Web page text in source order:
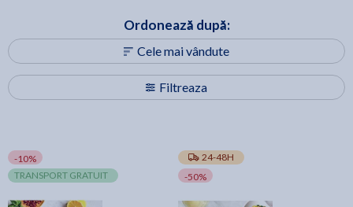
Filtreaza
Ordonează după:
Cele mai vândute
-10%
TRANSPORT GRATUIT
24-48H
-50%